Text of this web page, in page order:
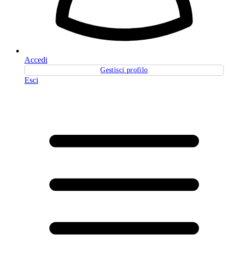
Accedi
Gestisci profilo
Esci